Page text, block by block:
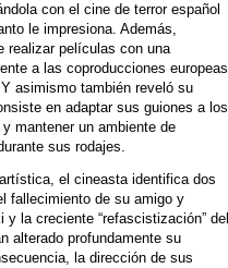
con el cine de terror español
le impresiona. Además,
realizar películas con una
a las coproducciones europeas
asimismo también reveló su
en adaptar sus guiones a los
mantener un ambiente de
sus rodajes.
el cineasta identifica dos
fallecimiento de su amigo y
y la creciente “refascistización” del
alterado profundamente su
la dirección de sus